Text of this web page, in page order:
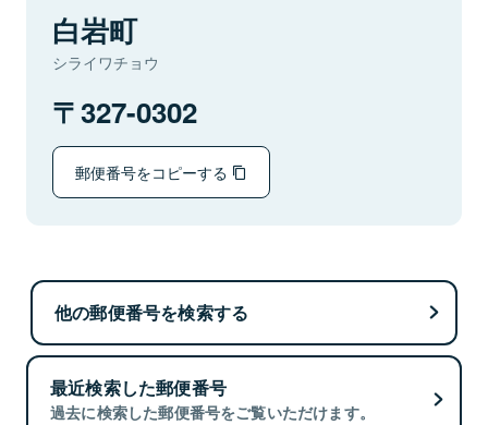
白岩町
シライワチョウ
327-0302
郵便番号をコピーする
他の郵便番号を検索する
最近検索した郵便番号
過去に検索した郵便番号をご覧いただけます。